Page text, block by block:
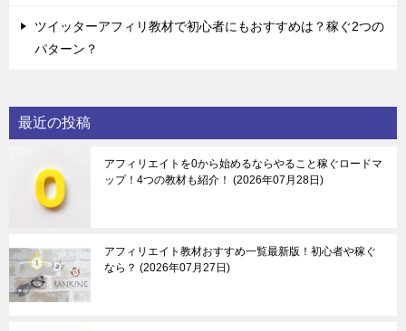
ツイッターアフィリ教材で初心者にもおすすめは？稼ぐ2つの
パターン？
最近の投稿
アフィリエイトを0から始めるならやること稼ぐロードマ
ップ！4つの教材も紹介！
2026年07月28日
アフィリエイト教材おすすめ一覧最新版！初心者や稼ぐ
なら？
2026年07月27日